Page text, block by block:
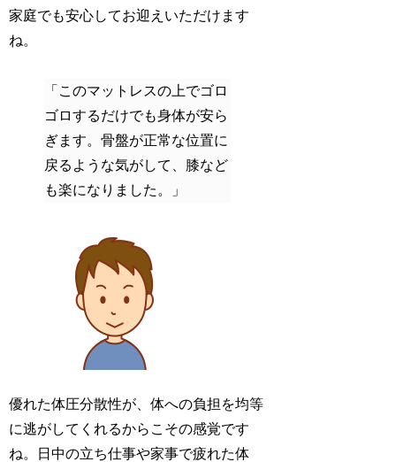
家庭でも安心してお迎えいただけます
ね。
「このマットレスの上でゴロ
ゴロするだけでも身体が安ら
ぎます。骨盤が正常な位置に
戻るような気がして、膝など
も楽になりました。」
優れた体圧分散性が、体への負担を均等
に逃がしてくれるからこその感覚です
ね。日中の立ち仕事や家事で疲れた体